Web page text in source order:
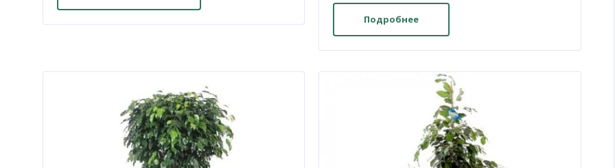
несколько
можно
выбрать
на
странице
товара.
Подробнее